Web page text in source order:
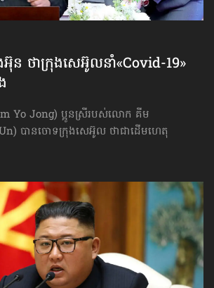
ន ថាក្រុងសេអ៊ូលនាំ​«Covid-19»​
Yo Jong) ប្អូនស្រីរបស់លោក គីម
បានចោទក្រុង​សេអ៊ូល ថាជាដើមហេតុ